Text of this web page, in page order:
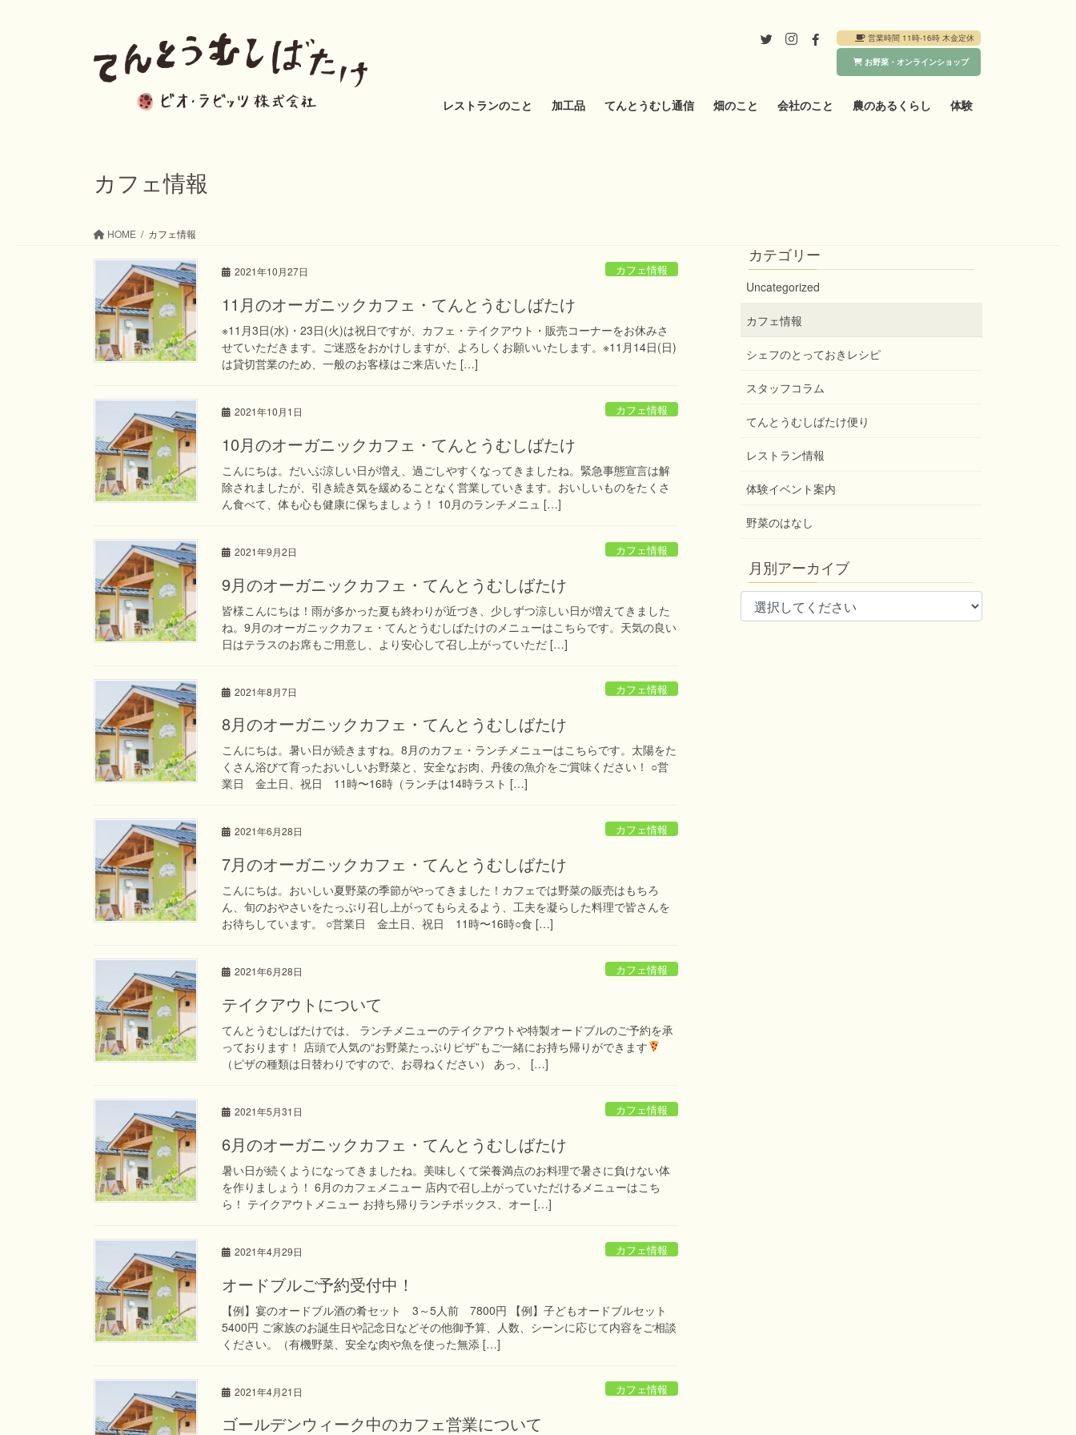
営業時間 11時-16時 木金定休
お野菜・オンラインショップ
レストランのこと 加工品 てんとうむし通信 畑のこと 会社のこと 農のあるくらし 体験
カフェ情報
HOME カフェ情報
2021年10月27日 カフェ情報
11月のオーガニックカフェ・てんとうむしばたけ
※11月3日(水)・23日(火)は祝日ですが、カフェ・テイクアウト・販売コーナーをお休みさ
せていただきます。ご迷惑をおかけしますが、よろしくお願いいたします。※11月14日(日)
は貸切営業のため、一般のお客様はご来店いた […]
2021年10月1日 カフェ情報
10月のオーガニックカフェ・てんとうむしばたけ
こんにちは。だいぶ涼しい日が増え、過ごしやすくなってきましたね。緊急事態宣言は解
除されましたが、引き続き気を緩めることなく営業していきます。おいしいものをたくさ
ん食べて、体も心も健康に保ちましょう！ 10月のランチメニュ […]
2021年9月2日 カフェ情報
9月のオーガニックカフェ・てんとうむしばたけ
皆様こんにちは！雨が多かった夏も終わりが近づき、少しずつ涼しい日が増えてきました
ね。9月のオーガニックカフェ・てんとうむしばたけのメニューはこちらです。天気の良い
日はテラスのお席もご用意し、より安心して召し上がっていただ […]
2021年8月7日 カフェ情報
8月のオーガニックカフェ・てんとうむしばたけ
こんにちは。暑い日が続きますね。8月のカフェ・ランチメニューはこちらです。太陽をた
くさん浴びて育ったおいしいお野菜と、安全なお肉、丹後の魚介をご賞味ください！ ○営
業日 金土日、祝日 11時〜16時（ランチは14時ラスト […]
2021年6月28日 カフェ情報
7月のオーガニックカフェ・てんとうむしばたけ
こんにちは。おいしい夏野菜の季節がやってきました！カフェでは野菜の販売はもちろ
ん、旬のおやさいをたっぷり召し上がってもらえるよう、工夫を凝らした料理で皆さんを
お待ちしています。 ○営業日 金土日、祝日 11時〜16時○食 […]
2021年6月28日 カフェ情報
テイクアウトについて
てんとうむしばたけでは、 ランチメニューのテイクアウトや特製オードブルのご予約を承
っております！ 店頭で人気の“お野菜たっぷりピザ”もご一緒にお持ち帰りができます
（ピザの種類は日替わりですので、お尋ねください） あっ、 […]
2021年5月31日 カフェ情報
6月のオーガニックカフェ・てんとうむしばたけ
暑い日が続くようになってきましたね。美味しくて栄養満点のお料理で暑さに負けない体
を作りましょう！ 6月のカフェメニュー 店内で召し上がっていただけるメニューはこち
ら！ テイクアウトメニュー お持ち帰りランチボックス、オー […]
2021年4月29日 カフェ情報
オードブルご予約受付中！
【例】宴のオードブル酒の肴セット 3～5人前 7800円 【例】子どもオードブルセット
5400円 ご家族のお誕生日や記念日などその他御予算、人数、シーンに応じて内容をご相談
ください。（有機野菜、安全な肉や魚を使った無添 […]
2021年4月21日 カフェ情報
ゴールデンウィーク中のカフェ営業について
カテゴリー
Uncategorized
カフェ情報
シェフのとっておきレシピ
スタッフコラム
てんとうむしばたけ便り
レストラン情報
体験イベント案内
野菜のはなし
月別アーカイブ